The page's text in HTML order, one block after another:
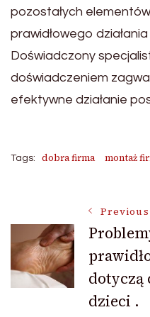
pozostałych
prawidłowego działania
Doświadczony
doświadczeniem
efektywne działanie
Tags: dobra firma montaż
Post
dotyczą
dzieci .